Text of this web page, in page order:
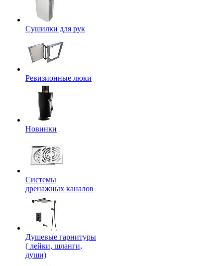
Сушилки для рук
Ревизионные люки
Новинки
Системы
дренажных каналов
Душевые гарнитуры
( лейки, шланги,
души)